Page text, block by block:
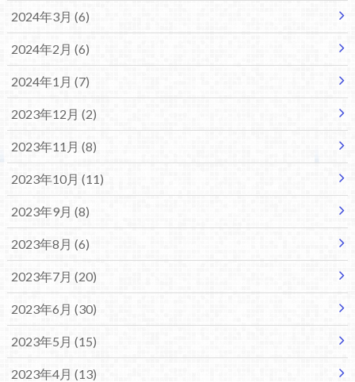
2024年3月 (6)
2024年2月 (6)
2024年1月 (7)
2023年12月 (2)
2023年11月 (8)
2023年10月 (11)
2023年9月 (8)
2023年8月 (6)
2023年7月 (20)
2023年6月 (30)
2023年5月 (15)
2023年4月 (13)